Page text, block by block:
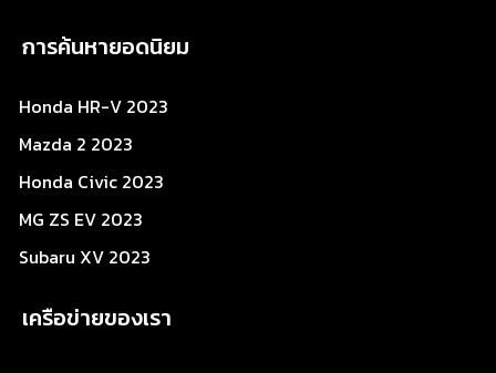
การค้นหายอดนิยม
Honda HR-V 2023
Mazda 2 2023
Honda Civic 2023
MG ZS EV 2023
Subaru XV 2023
เครือข่ายของเรา